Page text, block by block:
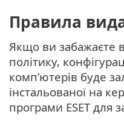
Правила
Якщо ви забажаєте
політику,
комп’ютерів буде
інстальованої на
програми ESET для